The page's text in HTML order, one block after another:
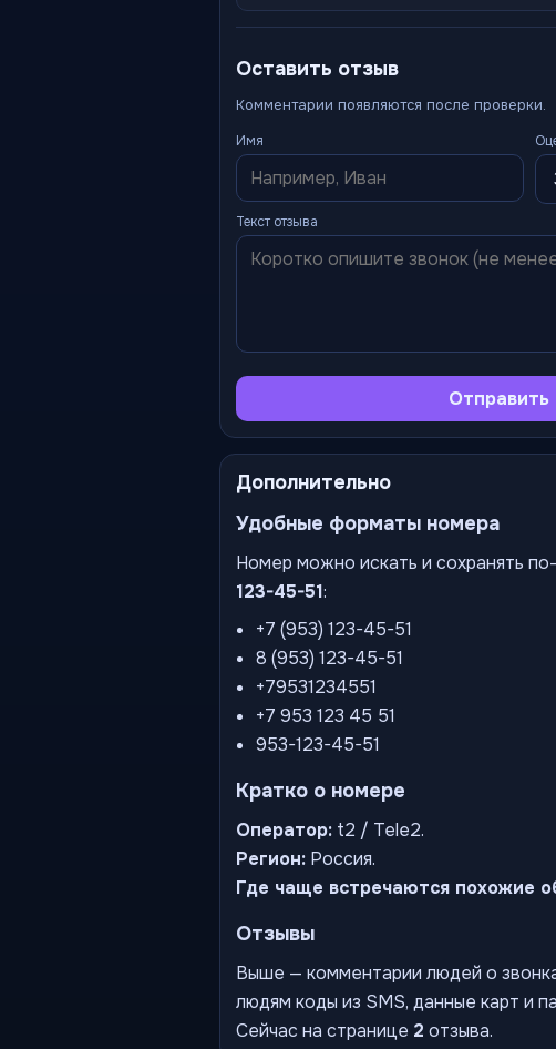
Оставить отзыв
Комментарии появляются после проверки.
Имя
Текст отзыва
Отправить
Дополнительно
Удобные форматы номера
Номер можно искать и сохранять
123-45-51:
+7 (953) 123-45-51
8 (953) 123-45-51
+79531234551
+7 953 123 45 51
953-123-45-51
Кратко о номере
Оператор: t2 / Tele2.
Регион: Россия.
Где чаще встречаются похожие
Отзывы
Выше — комментарии людей о
людям коды из SMS, данные карт и
Сейчас на странице 2 отзыва.